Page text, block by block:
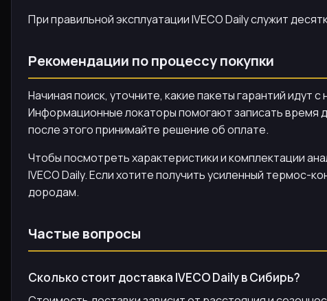
При правильной эксплуатации IVECO Daily служит
Рекомендации по процессу покупки
Начиная поиск, уточните, какие пакеты гарантий идут
Информационные локаторы помогают записать время
после этого принимайте решение об оплате.
Чтобы посмотреть характеристики и комплектации
IVECO Daily. Если хотите получить усиленный термос-
дородам.
Частые вопросы
Сколько стоит доставка IVECO Daily в Сибирь?